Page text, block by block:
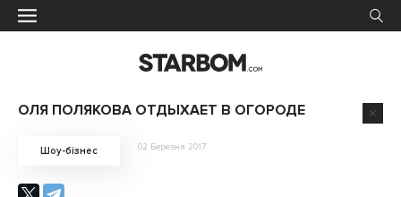
ОЛЯ ПОЛЯКОВА ОТДЫХАЕТ В ОГОРОДЕ
Шоу-бізнес 02 Березня 2017